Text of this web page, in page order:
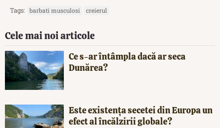
Tags: barbati musculosi creierul
Cele mai noi articole
Ce s-ar întâmpla dacă ar seca
Dunărea?
Este existența secetei din Europa un
efect al încălzirii globale?